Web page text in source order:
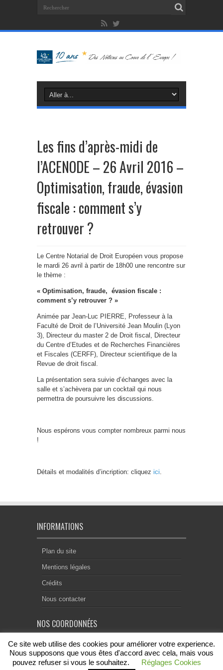
Les fins d’après-midi de
l’ACENODE – 26 Avril 2016 –
Optimisation, fraude, évasion
fiscale : comment s’y
retrouver ?
Le Centre Notarial de Droit Européen vous propose
le mardi 26 avril à partir de 18h00 une rencontre sur
le thème :
« Optimisation, fraude, évasion fiscale :
comment s’y retrouver ? »
Animée par Jean-Luc PIERRE, Professeur à la
Faculté de Droit de l’Université Jean Moulin (Lyon
3), Directeur du master 2 de Droit fiscal, Directeur
du Centre d’Etudes et de Recherches Financières
et Fiscales (CERFF), Directeur scientifique de la
Revue de droit fiscal.
La présentation sera suivie d’échanges avec la
salle et s’achèvera par un cocktail qui nous
permettra de poursuivre les discussions.
Nous espérons vous compter nombreux parmi nous
!
Détails et modalités d’incription: cliquez ici.
INFORMATIONS
Plan du site
Mentions légales
Crédits
Nous contacter
NOS COORDONNÉES
Centre Notarial de Droit Européen
18, rue Chevreul
69007 Lyon
contact@acenode.eu
Ce site web utilise des cookies pour améliorer votre experience.
Nous supposons que vous êtes d'accord avec cela, mais vous
pouvez refuser si vous le souhaitez.
Réglages Cookies